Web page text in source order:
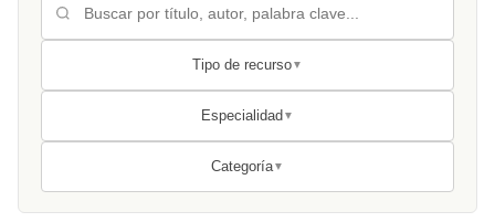
Tipo de recurso▼
Especialidad ▼
Categoría▼